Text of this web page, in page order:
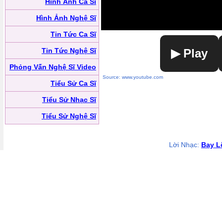
Hình Ảnh Nghệ Sĩ
Tin Tức Ca Sĩ
Tin Tức Nghệ Sĩ
Phỏng Vấn Nghệ Sĩ Video
Tiểu Sử Ca Sĩ
Tiểu Sử Nhạc Sĩ
Tiểu Sử Nghệ Sĩ
▶ Play
Source: www.youtube.com
Lời Nhạc: Bay